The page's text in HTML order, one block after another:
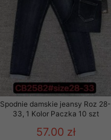
Spodnie damskie jeansy Roz 28-
33, 1 Kolor Paczka 10 szt
57.00 zł